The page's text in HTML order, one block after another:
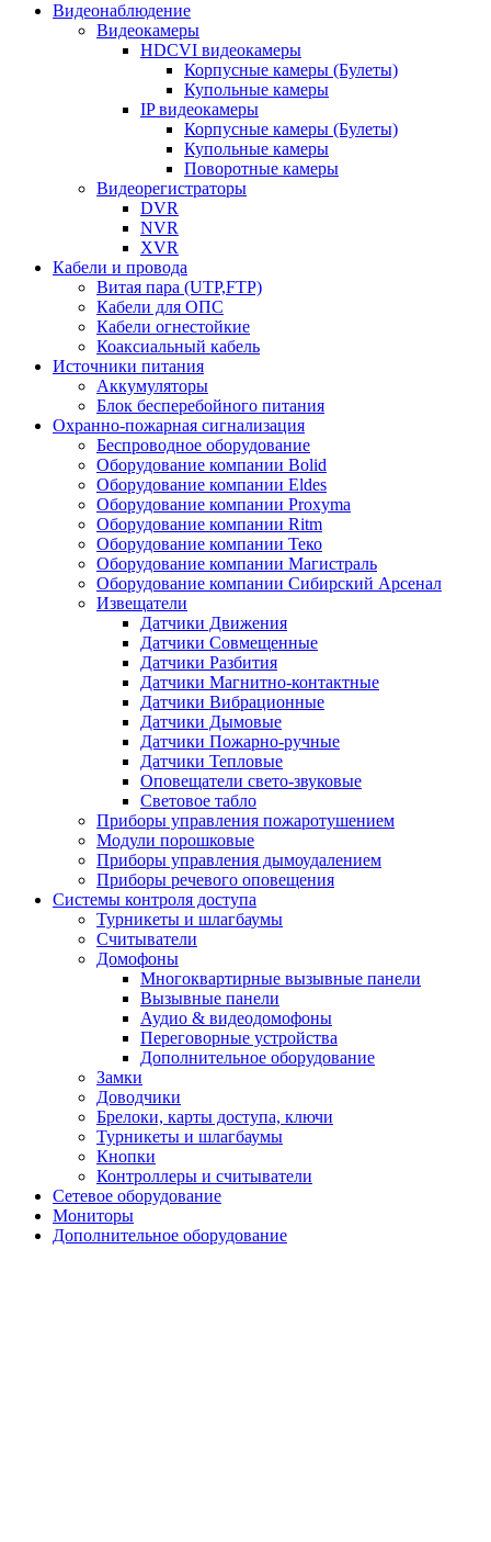
Видеонаблюдение
Видеокамеры
HDCVI видеокамеры
Корпусные камеры (Булеты)
Купольные камеры
IP видеокамеры
Корпусные камеры (Булеты)
Купольные камеры
Поворотные камеры
Видеорегистраторы
DVR
NVR
XVR
Кабели и провода
Витая пара (UTP,FTP)
Кабели для ОПС
Кабели огнестойкие
Коаксиальный кабель
Источники питания
Аккумуляторы
Блок бесперебойного питания
Охранно-пожарная сигнализация
Беспроводное оборудование
Оборудование компании Bolid
Оборудование компании Eldes
Оборудование компании Proxyma
Оборудование компании Ritm
Оборудование компании Теко
Оборудование компании Магистраль
Оборудование компании Сибирский Арсенал
Извещатели
Датчики Движения
Датчики Совмещенные
Датчики Разбития
Датчики Магнитно-контактные
Датчики Вибрационные
Датчики Дымовые
Датчики Пожарно-ручные
Датчики Тепловые
Оповещатели свето-звуковые
Световое табло
Приборы управления пожаротушением
Модули порошковые
Приборы управления дымоудалением
Приборы речевого оповещения
Системы контроля доступа
Турникеты и шлагбаумы
Cчитыватели
Домофоны
Многоквартирные вызывные панели
Вызывные панели
Аудио & видеодомофоны
Переговорные устройства
Дополнительное оборудование
Замки
Доводчики
Брелоки, карты доступа, ключи
Турникеты и шлагбаумы
Кнопки
Контроллеры и считыватели
Сетевое оборудование
Мониторы
Дополнительное оборудование